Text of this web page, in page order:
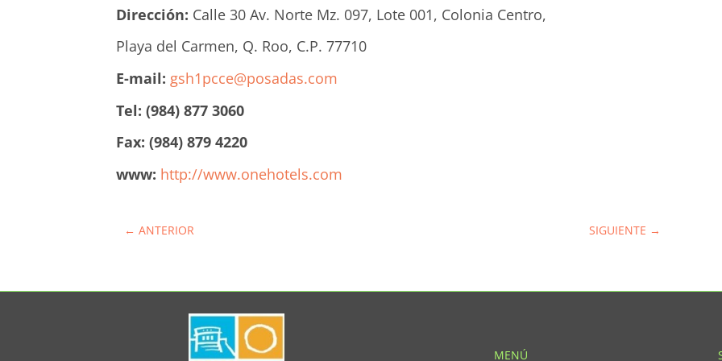
Dirección: Calle 30 Av. Norte Mz. 097, Lote 001, Colonia Centro,
Playa del Carmen, Q. Roo, C.P. 77710
E-mail: gsh1pcce@posadas.com
Tel: (984) 877 3060
Fax: (984) 879 4220
www: http://www.onehotels.com
←ANTERIOR SIGUIENTE →
MENÚ